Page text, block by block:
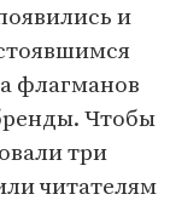
и
флагманов
Чтобы
три
читателям